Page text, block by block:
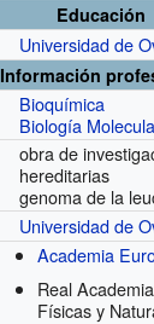
Educación
Universidad de
Información
Bioquímica
Biología
obra de
hereditarias
genoma de la
Universidad de
Academia
Real
Físicas y